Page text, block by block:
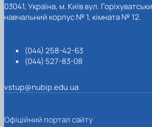
03041, Україна, м. Київ вул.
навчальний корпус № 1, кімната № 12.
(044) 258-42-63
(044) 527-83-08
vstup@nubip.edu.ua
Офіційний портал сайту